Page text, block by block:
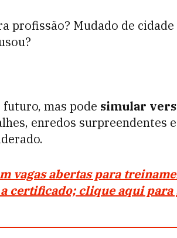
profissão? Mudado de cidade
futuro, mas pode simular
enredos surpreendentes
vagas abertas para
certificado; clique aqui para